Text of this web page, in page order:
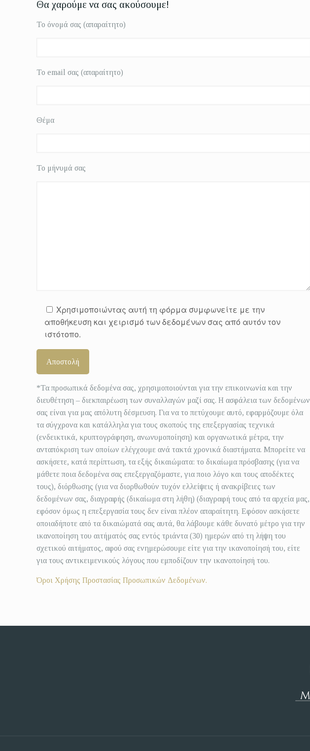
Θα χαρούμε να σας ακούσουμε!
Το όνομά σας (απαραίτητο)
Το email σας (απαραίτητο)
Θέμα
Το μήνυμά σας
Χρησιμοποιώντας αυτή τη φόρμα συμφωνείτε με την
αποθήκευση και χειρισμό των δεδομένων σας από αυτόν τον
ιστότοπο.
*Τα προσωπικά δεδομένα σας, χρησιμοποιούνται για την επικοινωνία και την
διευθέτηση – διεκπαιρέωση των συναλλαγών μαζί σας. Η ασφάλεια των δεδομένων
σας είναι για μας απόλυτη δέσμευση. Για να το πετύχουμε αυτό, εφαρμόζουμε όλα
τα σύγχρονα και κατάλληλα για τους σκοπούς της επεξεργασίας τεχνικά
(ενδεικτικά, κρυπτογράφηση, ανωνυμοποίηση) και οργανωτικά μέτρα, την
ανταπόκριση των οποίων ελέγχουμε ανά τακτά χρονικά διαστήματα. Μπορείτε να
ασκήσετε, κατά περίπτωση, τα εξής δικαιώματα: το δικαίωμα πρόσβασης (για να
μάθετε ποια δεδομένα σας επεξεργαζόμαστε, για ποιο λόγο και τους αποδέκτες
τους), διόρθωσης (για να διορθωθούν τυχόν ελλείψεις ή ανακρίβειες των
δεδομένων σας, διαγραφής (δικαίωμα στη λήθη) (διαγραφή τους από τα αρχεία μας,
εφόσον όμως η επεξεργασία τους δεν είναι πλέον απαραίτητη. Εφόσον ασκήσετε
οποιαδήποτε από τα δικαιώματά σας αυτά, θα λάβουμε κάθε δυνατό μέτρο για την
ικανοποίηση του αιτήματός σας εντός τριάντα (30) ημερών από τη λήψη του
σχετικού αιτήματος, αφού σας ενημερώσουμε είτε για την ικανοποίησή του, είτε
για τους αντικειμενικούς λόγους που εμποδίζουν την ικανοποίησή του.
Όροι Χρήσης Προστασίας Προσωπικών Δεδομένων.